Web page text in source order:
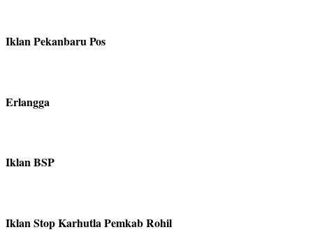
Iklan Pekanbaru Pos
Erlangga
Iklan BSP
Iklan Stop Karhutla Pemkab Rohil